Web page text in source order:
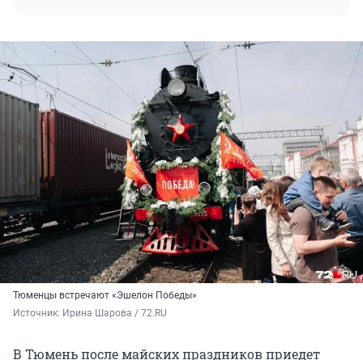
Тюменцы встречают «Эшелон Победы»
Источник: Ирина Шарова / 72.RU
В Тюмень после майских праздников приедет